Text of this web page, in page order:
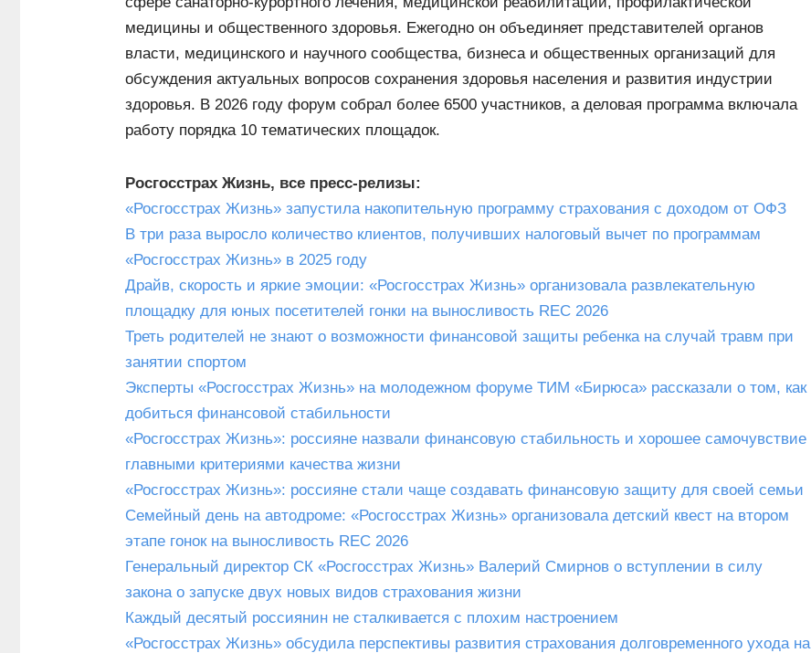
медицины и общественного здоровья. Ежегодно он объединяет представителей органов
власти, медицинского и научного сообщества, бизнеса и общественных организаций для
обсуждения актуальных вопросов сохранения здоровья населения и развития индустрии
здоровья. В 2026 году форум собрал более 6500 участников, а деловая программа включала
работу порядка 10 тематических площадок.
Росгосстрах Жизнь, все пресс-релизы:
«Росгосстрах Жизнь» запустила накопительную программу страхования с доходом от ОФЗ
В три раза выросло количество клиентов, получивших налоговый вычет по программам
«Росгосстрах Жизнь» в 2025 году
Драйв, скорость и яркие эмоции: «Росгосстрах Жизнь» организовала развлекательную
площадку для юных посетителей гонки на выносливость REC 2026
Треть родителей не знают о возможности финансовой защиты ребенка на случай травм при
занятии спортом
Эксперты «Росгосстрах Жизнь» на молодежном форуме ТИМ «Бирюса» рассказали о том, как
добиться финансовой стабильности
«Росгосстрах Жизнь»: россияне назвали финансовую стабильность и хорошее самочувствие
главными критериями качества жизни
«Росгосстрах Жизнь»: россияне стали чаще создавать финансовую защиту для своей семьи
Семейный день на автодроме: «Росгосстрах Жизнь» организовала детский квест на втором
этапе гонок на выносливость REC 2026
Генеральный директор СК «Росгосстрах Жизнь» Валерий Смирнов о вступлении в силу
закона о запуске двух новых видов страхования жизни
Каждый десятый россиянин не сталкивается с плохим настроением
«Росгосстрах Жизнь» обсудила перспективы развития страхования долговременного ухода на